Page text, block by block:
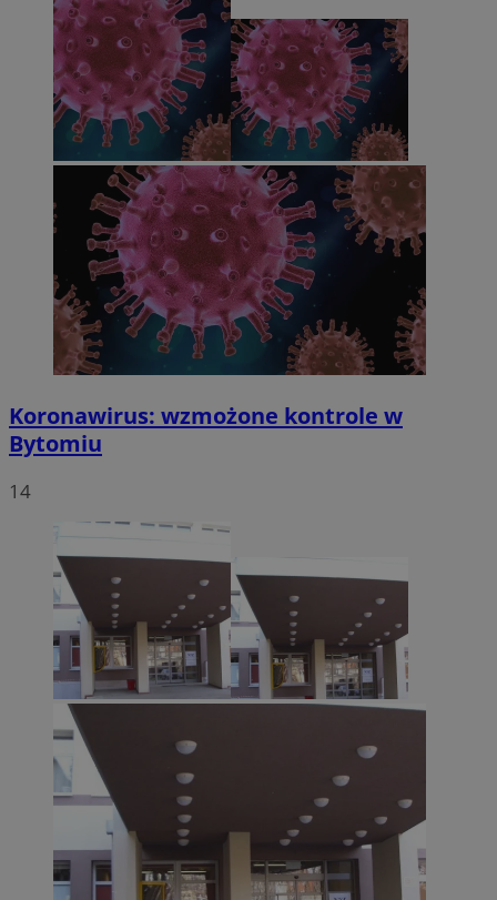
Koronawirus: wzmożone kontrole w
Bytomiu
14